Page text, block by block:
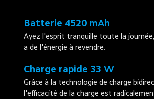
Batterie 4520 mAh
Ayez l'esprit tranquille toute la
a de l'énergie à revendre.
Charge rapide 33 W
Grâce à la technologie de charge
l'efficacité de la charge est